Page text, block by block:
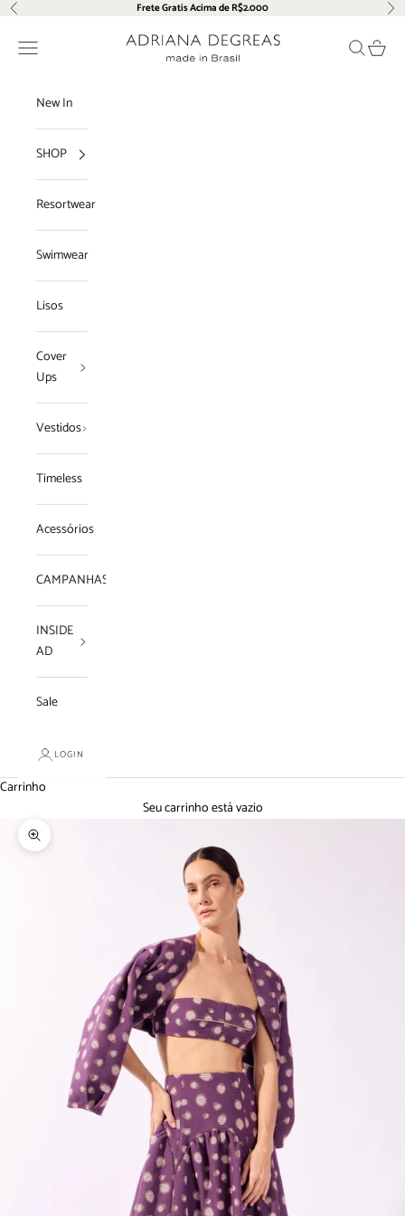
Pular para o conteúdo
Anterior Frete Gratis Acima de R$2.000
Adriana Degreas
Menu Pesquisar
New In
SHOP
Resortwear
Swimwear
Lisos
Cover
Ups
Vestidos
Timeless
Acessórios
CAMPANHAS
INSIDE
AD
Sale
LOGIN
Carrinho
Seu carrinho está vazio
Zoom na imagem